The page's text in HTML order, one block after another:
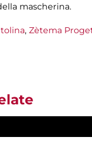
mascherina.
, Zètema